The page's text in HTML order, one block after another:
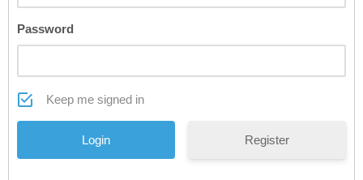
Password
Keep me signed in
Register